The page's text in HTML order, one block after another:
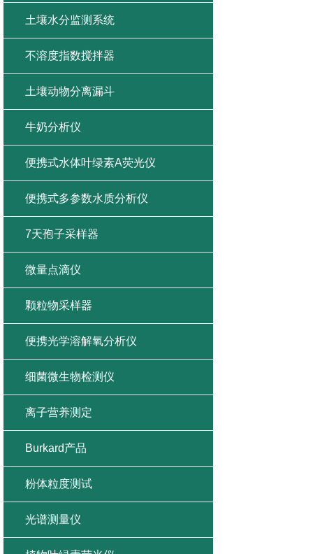
土壤水分监测系统
不溶度指数搅拌器
土壤动物分离漏斗
牛奶分析仪
便携式水体叶绿素A荧光仪
便携式多参数水质分析仪
7天孢子采样器
微量点滴仪
颗粒物采样器
便携光学溶解氧分析仪
细菌微生物检测仪
离子营养测定
Burkard产品
粉体粒度测试
光谱测量仪